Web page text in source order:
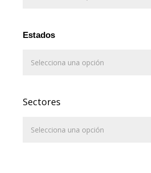
Estados
Sectores